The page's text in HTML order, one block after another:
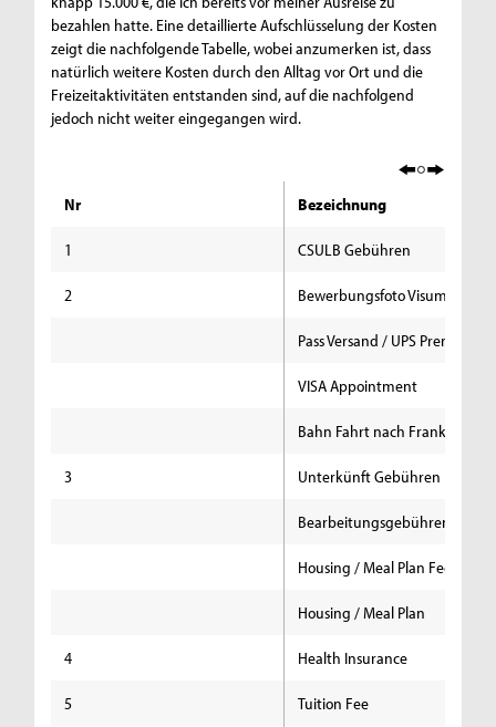
bezahlen hatte. Eine detaillierte Aufschlüsselung der Kosten
zeigt die nachfolgende Tabelle, wobei anzumerken ist, dass
natürlich weitere Kosten durch den Alltag vor Ort und die
Freizeitaktivitäten entstanden sind, auf die nachfolgend
jedoch nicht weiter eingegangen wird.
Nr Bezeichnung
1 CSULB Gebühren
2 Bewerbungsfoto Visum USA
Pass Versand / UPS Premium
VISA Appointment
Bahn Fahrt nach Frankfurt
3 Unterkünft Gebühren
Bearbeitungsgebühren
Housing / Meal Plan Fee
Housing / Meal Plan
4 Health Insurance
5 Tuition Fee